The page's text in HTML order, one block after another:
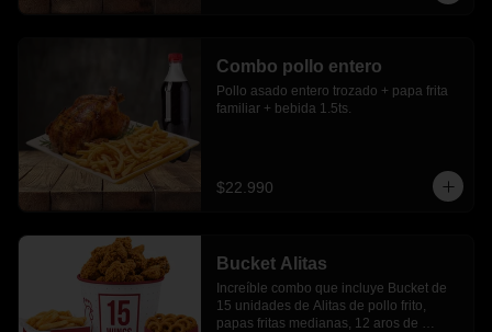
Combo pollo entero
Pollo asado entero trozado + papa frita
familiar + bebida 1.5ts.
$22.990
Bucket Alitas
Increíble combo que incluye Bucket de
15 unidades de Alitas de pollo frito,
papas fritas medianas, 12 aros de